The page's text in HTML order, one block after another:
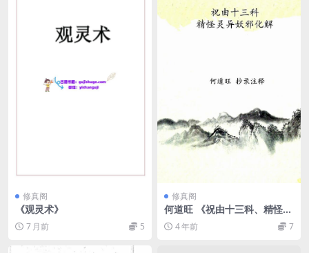
修真阁
《观灵术》
7 月前 5
修真阁
何道旺 《祝由十三科、精怪灵
异妖邪化解》黑白版、何道旺
抄录注释 16开44页
4 年前 7